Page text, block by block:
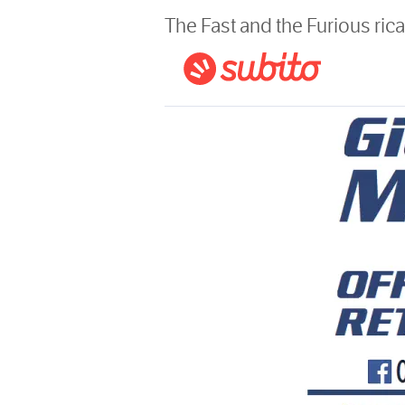
Magazine
The Fast and the Furious